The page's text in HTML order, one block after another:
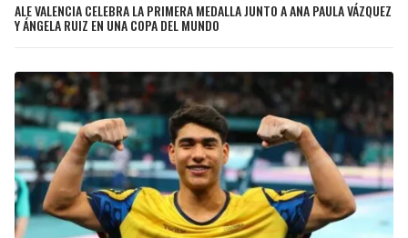
ALE VALENCIA CELEBRA LA PRIMERA MEDALLA JUNTO A ANA PAULA VÁZQUEZ
Y ÁNGELA RUIZ EN UNA COPA DEL MUNDO